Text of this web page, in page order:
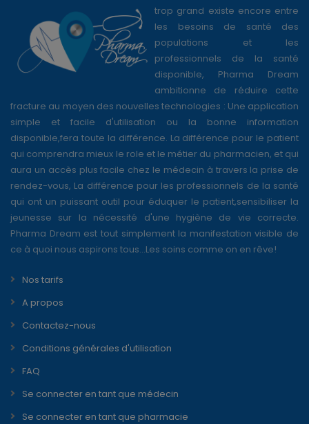
trop grand existe encore entre
les besoins de santé des
populations et les
professionnels de la santé
disponible, Pharma Dream
ambitionne de réduire cette
fracture au moyen des nouvelles technologies : Une application
simple et facile d'utilisation ou la bonne information
disponible,fera toute la différence. La différence pour le patient
qui comprendra mieux le role et le métier du pharmacien, et qui
aura un accès plus facile chez le médecin à travers la prise de
rendez-vous, La différence pour les professionnels de la santé
qui ont un puissant outil pour éduquer le patient,sensibiliser la
jeunesse sur la nécessité d'une hygiène de vie correcte.
Pharma Dream est tout simplement la manifestation visible de
ce à quoi nous aspirons tous...Les soins comme on en rêve!
Nos tarifs
A propos
Contactez-nous
Conditions générales d'utilisation
FAQ
Se connecter en tant que médecin
Se connecter en tant que pharmacie